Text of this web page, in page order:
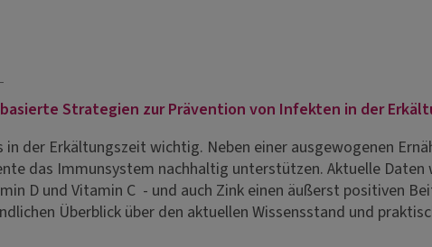
Strategien zur Prävention von Infekten in der
der Erkältungszeit wichtig. Neben einer ausgewogenen
das Immunsystem nachhaltig unterstützen. Aktuelle Daten
D und Vitamin C - und auch Zink einen äußerst positiven
Überblick über den aktuellen Wissensstand und